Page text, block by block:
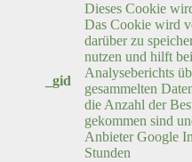
_gid
Dieses Cookie
Das Cookie wird
darüber zu
nutzen und hilft
Analyseberichts
gesammelten
die Anzahl der
gekommen sind
Anbieter Google
Stunden